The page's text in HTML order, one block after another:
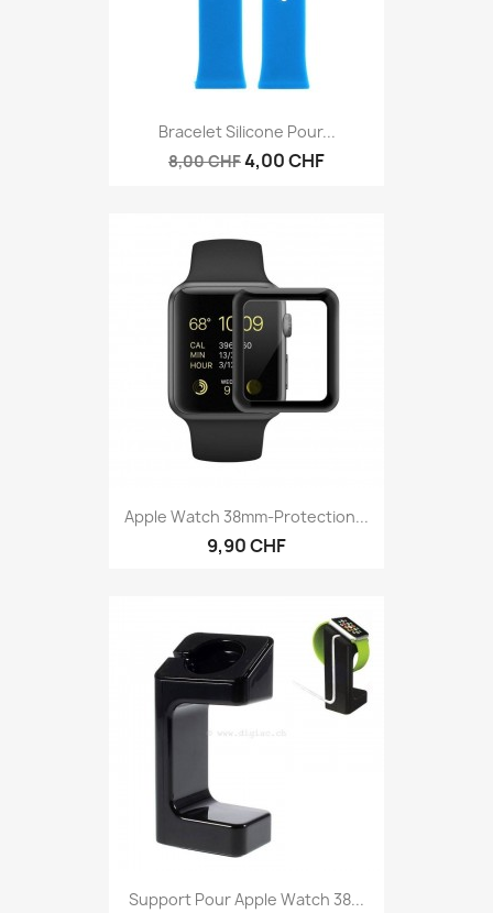
Bracelet Silicone Pour...
8,00 CHF4,00 CHF
Apple Watch 38mm-Protection...
9,90 CHF
Support Pour Apple Watch 38...